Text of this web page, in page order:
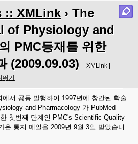
:: XMLink › The
of Physiology and
PMC등재를 위한
(2009.09.03)
XMLink |
기
서 공동 발행하여 1997년에 창간된 학술
and Pharmacology 가 PubMed
첫번째 단계인 PMC's Scientific Quality
운 통지 메일을 2009년 9월 3일 받았습니